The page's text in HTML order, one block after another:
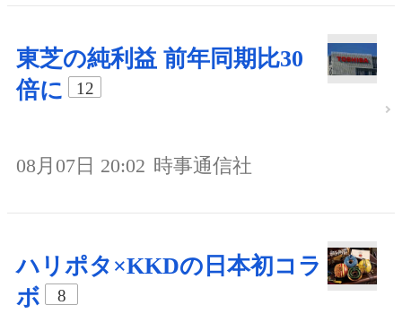
東芝の純利益 前年同期比30
倍に
12
08月07日 20:02 時事通信社
ハリポタ×KKDの日本初コラ
ボ
8